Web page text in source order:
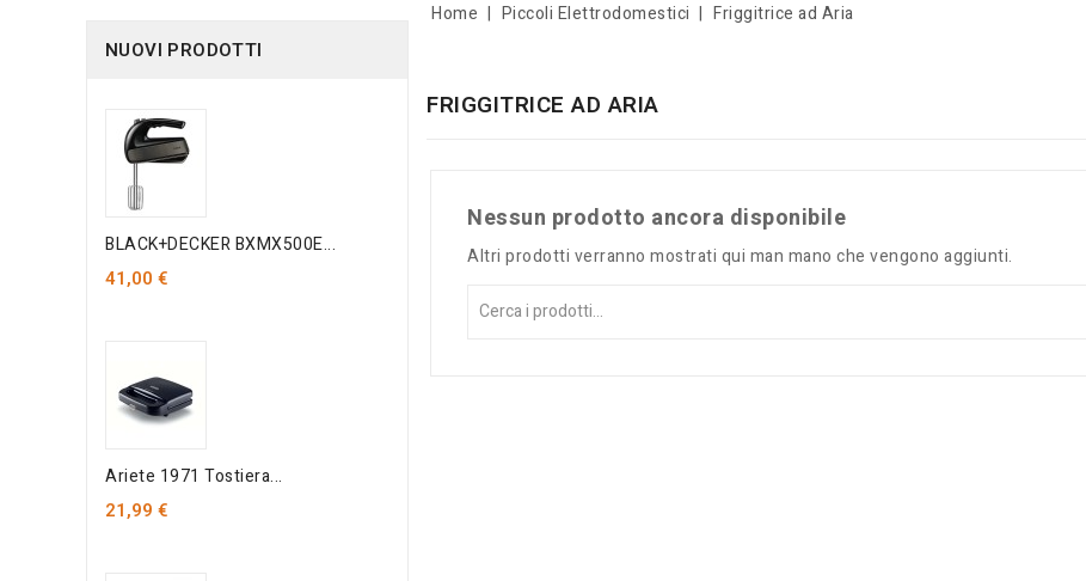
NUOVI PRODOTTI
BLACK+DECKER BXMX500E...
41,00 €
Ariete 1971 Tostiera...
21,99 €
Home Piccoli Elettrodomestici Friggitrice ad Aria
FRIGGITRICE AD ARIA
Nessun prodotto ancora disponibile
Altri prodotti verranno mostrati qui man mano che vengono aggiunti.